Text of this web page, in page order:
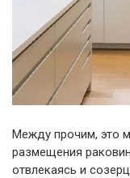
Между прочим, это
размещения
отвлекаясь и